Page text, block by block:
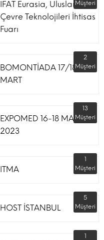
IFAT Eurasia, Uluslararası
Çevre Teknolojileri İhtisas
Fuarı
Müşteri
BOMONTİADA 17/18
MART
2
Müşteri
EXPOMED 16-18 MART
2023
13
Müşteri
ITMA
1
Müşteri
HOST İSTANBUL
5
Müşteri
1